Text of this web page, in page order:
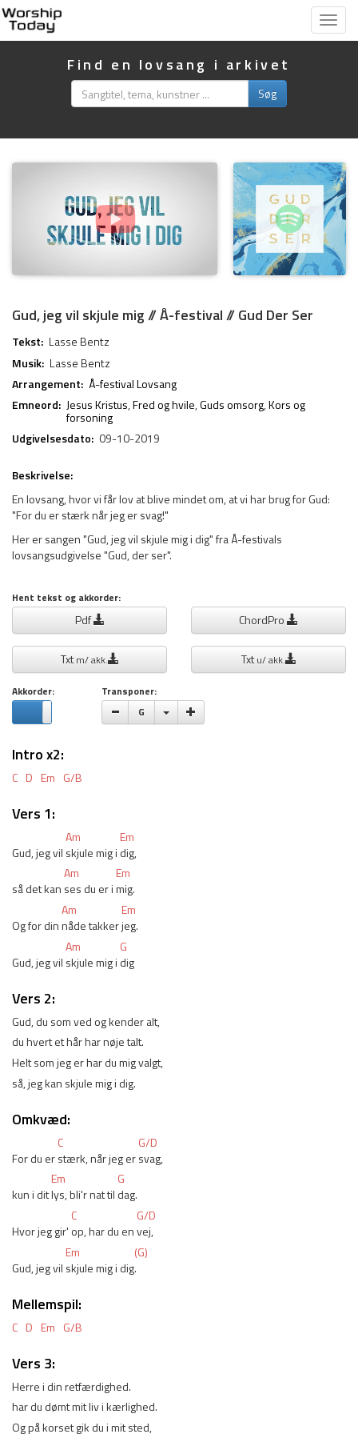
Vis
Find en lovsang i arkivet
Søg
Gud, jeg vil skjule mig // Å-festival // Gud Der Ser
Tekst: Lasse Bentz
Musik: Lasse Bentz
Arrangement: Å-festival Lovsang
Emneord: Jesus Kristus,Fred og hvile,Guds omsorg,Kors og
forsoning
Udgivelsesdato: 09-10-2019
Beskrivelse:
En lovsang, hvor vi får lov at blive mindet om, at vi har brug for Gud:
"For du er stærk når jeg er svag!"
Her er sangen "Gud, jeg vil skjule mig i dig" fra Å-festivals
lovsangsudgivelse "Gud, der ser".
Hent tekst og akkorder:
Pdf ChordPro
Txtm/ akk. Txtu/ akk.
Akkorder: Transponer:
G Vælge toneart
Intro x2:
C D Em G/B
Vers 1:
Am
Em
Gud, jeg vil skjule mig i dig,
Am
Em
så det kan ses du er i mig.
Am
Em
Og for din nåde takker jeg.
Am
G
Gud, jeg vil skjule mig i dig
Vers 2:
Gud, du som ved og kender alt,
du hvert et hår har nøje talt.
Helt som jeg er har du mig valgt,
så, jeg kan skjule mig i dig.
Omkvæd:
C
G/D
For du er stærk, når jeg er svag,
Em
G
kun i dit lys, bli'r nat til dag.
C
G/D
Hvor jeg gir' op, har du en vej,
Em
(G)
Gud, jeg vil skjule mig i dig.
Mellemspil:
C D Em G/B
Vers 3:
Herre i din retfærdighed.
har du dømt mit liv i kærlighed.
Og på korset gik du i mit sted,